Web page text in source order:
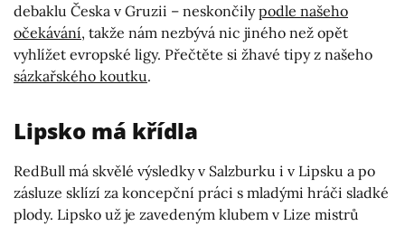
debaklu Česka v Gruzii – neskončilypodle našeho
očekávání, takže nám nezbývá nic jiného než opět
vyhlížet evropské ligy. Přečtěte si žhavé tipy z našeho
sázkařského koutku.
Lipsko má křídla
RedBull má skvělé výsledky v Salzburku i v Lipsku a po
zásluze sklízí za koncepční práci s mladými hráči sladké
plody. Lipsko už je zavedeným klubem v Lize mistrů